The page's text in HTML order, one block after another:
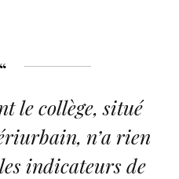
le collège, situé
n’a rien
indicateurs de